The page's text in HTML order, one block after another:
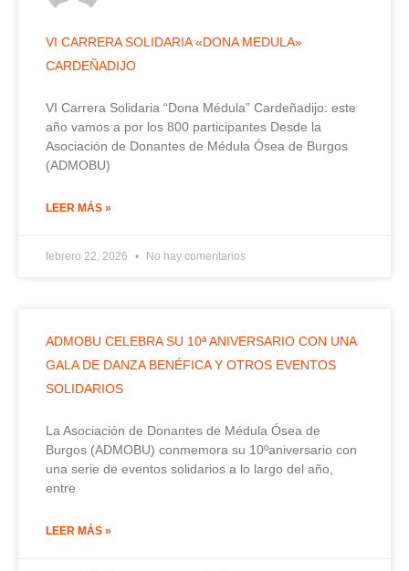
VI CARRERA SOLIDARIA «DONA MEDULA»
CARDEÑADIJO
VI Carrera Solidaria “Dona Médula” Cardeñadijo: este
año vamos a por los 800 participantes Desde la
Asociación de Donantes de Médula Ósea de Burgos
(ADMOBU)
LEER MÁS »
febrero 22, 2026 No hay comentarios
ADMOBU CELEBRA SU 10ª ANIVERSARIO CON UNA
GALA DE DANZA BENÉFICA Y OTROS EVENTOS
SOLIDARIOS
La Asociación de Donantes de Médula Ósea de
Burgos (ADMOBU) conmemora su 10ºaniversario con
una serie de eventos solidarios a lo largo del año,
entre
LEER MÁS »